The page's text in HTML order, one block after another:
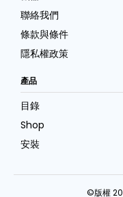
聯絡我們
條款與條件
隱私權政策
產品
目錄
Shop
安裝
©版權